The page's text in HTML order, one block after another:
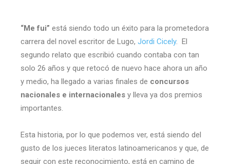
“Me fui” está siendo todo un éxito para la prometedora
carrera del novel escritor de Lugo, Jordi Cicely. El
segundo relato que escribió cuando contaba con tan
solo 26 años y que retocó de nuevo hace ahora un año
y medio, ha llegado a varias finales de concursos
nacionales e internacionales y lleva ya dos premios
importantes.
Esta historia, por lo que podemos ver, está siendo del
gusto de los jueces literatos latinoamericanos y que, de
seguir con este reconocimiento, está en camino de